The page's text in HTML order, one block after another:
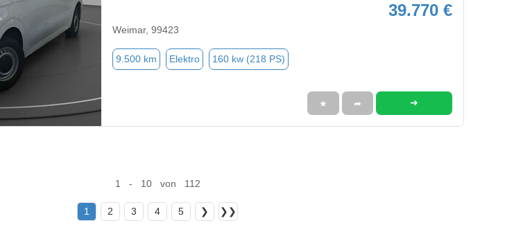
39.770 €
Weimar, 99423
9.500 km Elektro 160 kw (218 PS)
★ ➦ ➜
1 - 10 von 112
1 2 3 4 5 ❯ ❯❯